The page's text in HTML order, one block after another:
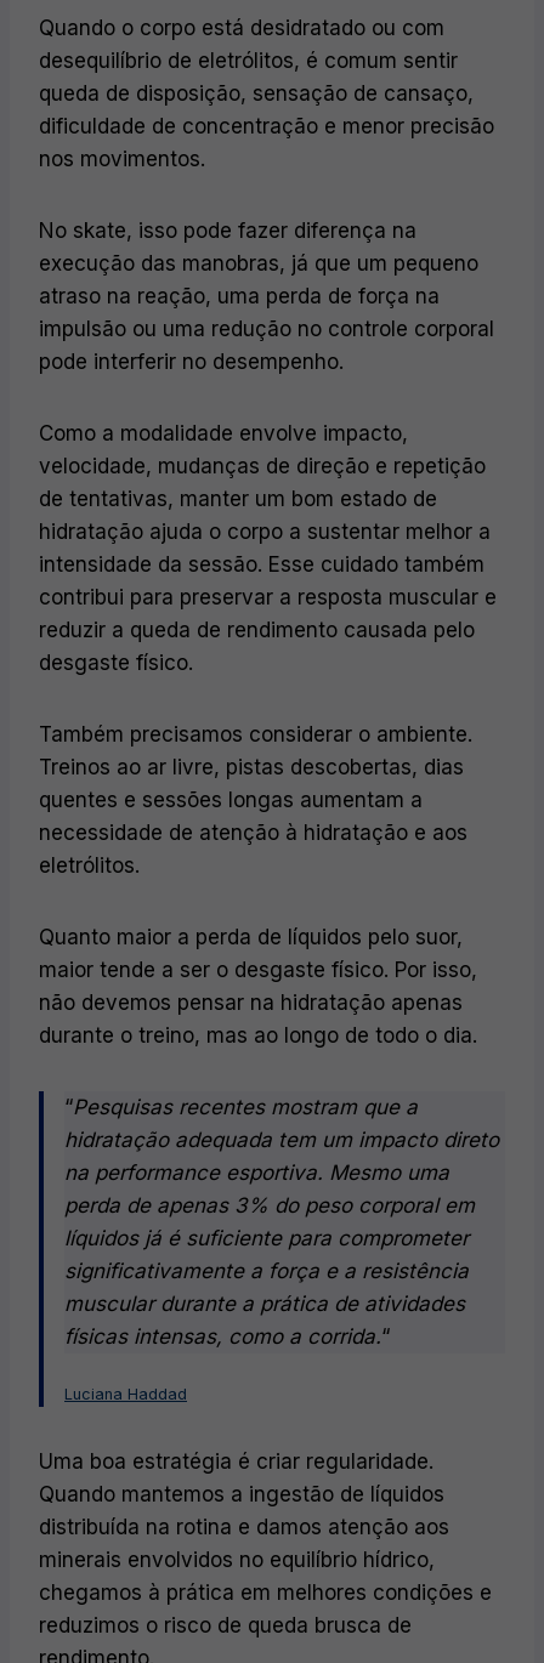
Quando o corpo está desidratado ou com
desequilíbrio de eletrólitos, é comum sentir
queda de disposição, sensação de cansaço,
dificuldade de concentração e menor precisão
nos movimentos.
No skate, isso pode fazer diferença na
execução das manobras, já que um pequeno
atraso na reação, uma perda de força na
impulsão ou uma redução no controle corporal
pode interferir no desempenho.
Como a modalidade envolve impacto,
velocidade, mudanças de direção e repetição
de tentativas, manter um bom estado de
hidratação ajuda o corpo a sustentar melhor a
intensidade da sessão. Esse cuidado também
contribui para preservar a resposta muscular e
reduzir a queda de rendimento causada pelo
desgaste físico.
Também precisamos considerar o ambiente.
Treinos ao ar livre, pistas descobertas, dias
quentes e sessões longas aumentam a
necessidade de atenção à hidratação e aos
eletrólitos.
Quanto maior a perda de líquidos pelo suor,
maior tende a ser o desgaste físico. Por isso,
não devemos pensar na hidratação apenas
durante o treino, mas ao longo de todo o dia.
“Pesquisas recentes mostram que a
hidratação adequada tem um impacto direto
na performance esportiva. Mesmo uma
perda de apenas 3% do peso corporal em
líquidos já é suficiente para comprometer
significativamente a força e a resistência
muscular durante a prática de atividades
físicas intensas, como a corrida.“
Luciana Haddad
Uma boa estratégia é criar regularidade.
Quando mantemos a ingestão de líquidos
distribuída na rotina e damos atenção aos
minerais envolvidos no equilíbrio hídrico,
chegamos à prática em melhores condições e
reduzimos o risco de queda brusca de
rendimento.